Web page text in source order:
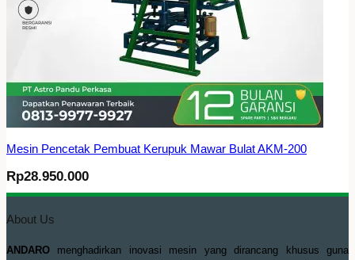
Mesin Pencetak Pembuat Kerupuk Mawar Bulat AKM-200
Rp28.950.000
About Us
ANDARO menghadirkan inovasi mesin yang dirancang khusus guna